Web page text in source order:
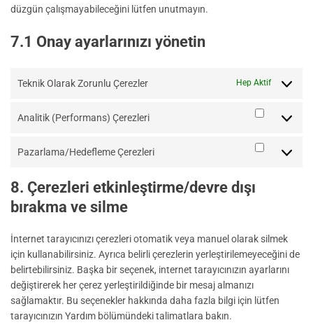
düzgün çalışmayabileceğini lütfen unutmayın.
7.1 Onay ayarlarınızı yönetin
Teknik Olarak Zorunlu Çerezler Hep Aktif
Analitik (Performans) Çerezleri
Analitik
Çerezleri
Pazarlama/Hedefleme Çerezleri
8. Çerezleri etkinleştirme/devre dışı
bırakma ve silme
İnternet tarayıcınızı çerezleri otomatik veya manuel olarak silmek
için kullanabilirsiniz. Ayrıca belirli çerezlerin yerleştirilemeyeceğini de
belirtebilirsiniz. Başka bir seçenek, internet tarayıcınızın ayarlarını
değiştirerek her çerez yerleştirildiğinde bir mesaj almanızı
sağlamaktır. Bu seçenekler hakkında daha fazla bilgi için lütfen
tarayıcınızın Yardım bölümündeki talimatlara bakın.